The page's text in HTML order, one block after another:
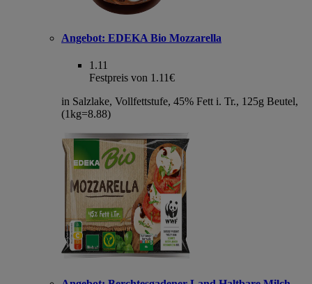
Angebot: EDEKA Bio Mozzarella
1.11
Festpreis von 1.11€
in Salzlake, Vollfettstufe, 45% Fett i. Tr., 125g Beutel,
(1kg=8.88)